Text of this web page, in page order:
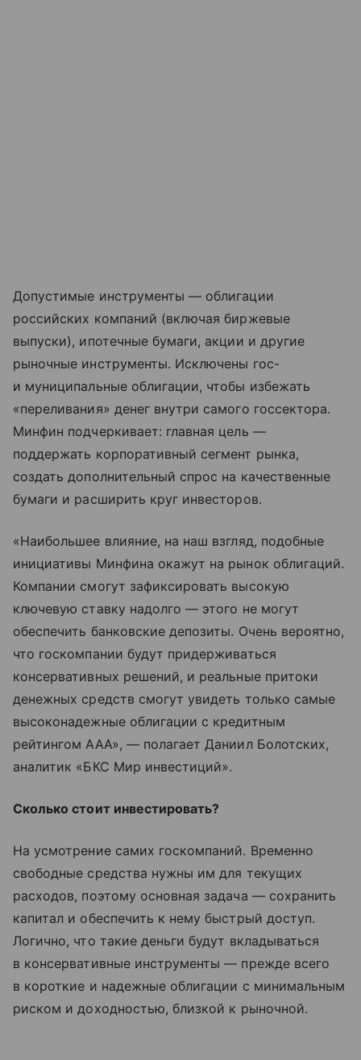
Допустимые инструменты — облигации
российских компаний (включая биржевые
выпуски), ипотечные бумаги, акции и другие
рыночные инструменты. Исключены гос-
и муниципальные облигации, чтобы избежать
«переливания» денег внутри самого госсектора.
Минфин подчеркивает: главная цель —
поддержать корпоративный сегмент рынка,
создать дополнительный спрос на качественные
бумаги и расширить круг инвесторов.
«Наибольшее влияние, на наш взгляд, подобные
инициативы Минфина окажут на рынок облигаций.
Компании смогут зафиксировать высокую
ключевую ставку надолго — этого не могут
обеспечить банковские депозиты. Очень вероятно,
что госкомпании будут придерживаться
консервативных решений, и реальные притоки
денежных средств смогут увидеть только самые
высоконадежные облигации с кредитным
рейтингом ААА», — полагает Даниил Болотских,
аналитик «БКС Мир инвестиций».
Сколько стоит инвестировать?
На усмотрение самих госкомпаний. Временно
свободные средства нужны им для текущих
расходов, поэтому основная задача — сохранить
капитал и обеспечить к нему быстрый доступ.
Логично, что такие деньги будут вкладываться
в консервативные инструменты — прежде всего
в короткие и надежные облигации с минимальным
риском и доходностью, близкой к рыночной.